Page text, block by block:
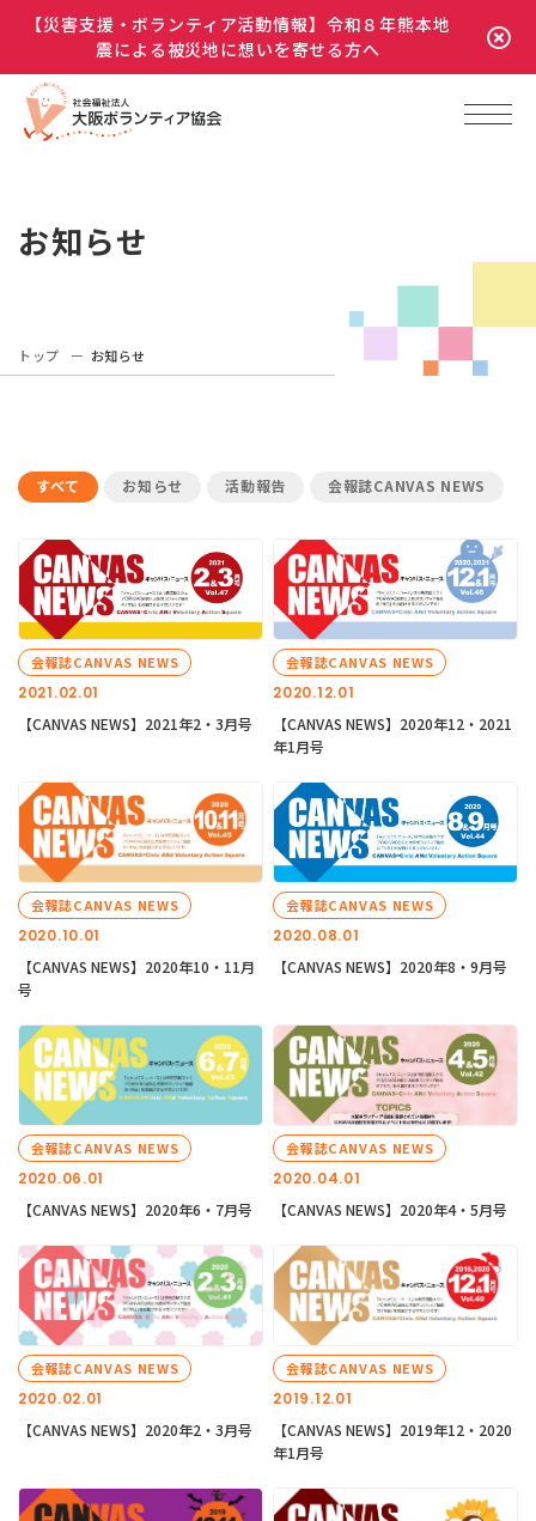
【災害支援・ボランティア活動情報】令和８年熊本地
震による被災地に想いを寄せる方へ
お知らせ
トップ お知らせ
すべて お知らせ 活動報告 会報誌CANVAS NEWS
2021.02.01
会報誌CANVAS NEWS
【CANVAS NEWS】2021年2・3月号
2020.12.01
会報誌CANVAS NEWS
【CANVAS NEWS】2020年12・2021
年1月号
2020.10.01
会報誌CANVAS NEWS
【CANVAS NEWS】2020年10・11月
号
2020.08.01
会報誌CANVAS NEWS
【CANVAS NEWS】2020年8・9月号
2020.06.01
会報誌CANVAS NEWS
【CANVAS NEWS】2020年6・7月号
2020.04.01
会報誌CANVAS NEWS
【CANVAS NEWS】2020年4・5月号
2020.02.01
会報誌CANVAS NEWS
【CANVAS NEWS】2020年2・3月号
2019.12.01
会報誌CANVAS NEWS
【CANVAS NEWS】2019年12・2020
年1月号